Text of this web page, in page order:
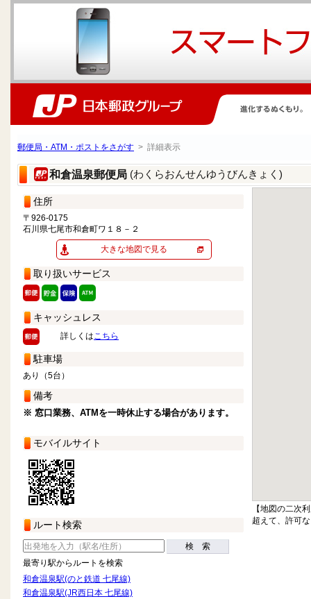
郵便局・ATM・ポストをさがす > 詳細表示
和倉温泉郵便局 (わくらおんせんゆうびんきょく)
住所
〒926-0175
石川県七尾市和倉町ワ１８－２
大きな地図で見る
取り扱いサービス
キャッシュレス
詳しくはこちら
駐車場
あり（5台）
備考
※ 窓口業務、ATMを一時休止する場合があります。
モバイルサイト
ルート検索
検 索
最寄り駅からルートを検索
和倉温泉駅(のと鉄道 七尾線)
和倉温泉駅(JR西日本 七尾線)
【地図の二次
超えて、許可